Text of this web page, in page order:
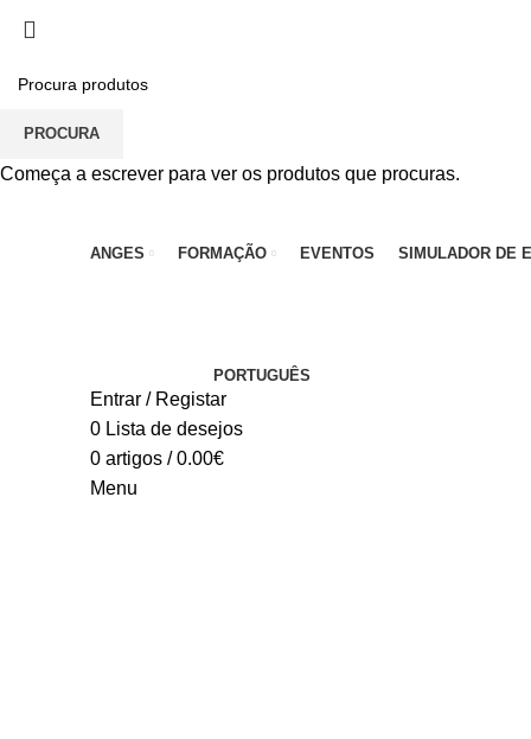
ANGES FORMAÇÃO EVENTOS SIMULADOR DE
PORTUGUÊS
Entrar / Registar
0 Lista de desejos
0 artigos / 0.00€
Menu
PROCURA
Começa a escrever para ver os produtos que procuras.